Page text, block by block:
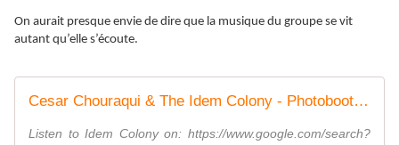
On aurait presque envie de dire que la musique du groupe se vit
autant qu’elle s’écoute.
Cesar Chouraqui & The Idem Colony - Photobooth (Official Music Video)
Listen to Idem Colony on: https://www.google.com/search?